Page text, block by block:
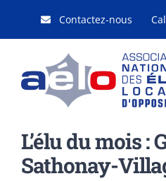
Contactez-nous
L’élu du mois :
Sathonay-